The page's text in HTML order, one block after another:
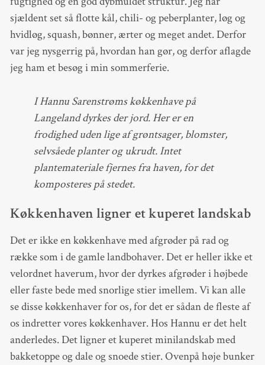
sjældent set så flotte kål, chili- og peberplanter, løg og
hvidløg, squash, bønner, ærter og meget andet. Derfor
var jeg nysgerrig på, hvordan han gør, og derfor aflagde
jeg ham et besøg i min sommerferie.
I Hannu Sarenstrøms køkkenhave på
Langeland dyrkes der jord. Her er en
frodighed uden lige af grøntsager, blomster,
selvsåede planter og ukrudt. Intet
plantemateriale fjernes fra haven, for det
komposteres på stedet.
Køkkenhaven ligner et kuperet landskab
Det er ikke en køkkenhave med afgrøder på rad og
række som i de gamle landbohaver. Det er heller ikke et
velordnet haverum, hvor der dyrkes afgrøder i højbede
eller faste bede med snorlige stier imellem. Vi kan alle
se disse køkkenhaver for os, for det er sådan de fleste af
os indretter vores køkkenhaver. Hos Hannu er det helt
anderledes. Det ligner et kuperet minilandskab med
bakketoppe og dale og snoede stier. Ovenpå høje bunker